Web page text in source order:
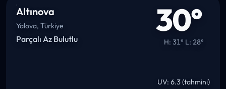
Altınova
Yalova, Türkiye
Parçalı Az Bulutlu 30°
H: 31° L: 28°
UV: 6.3 (tahmini)